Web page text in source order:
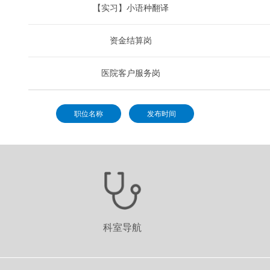
【实习】小语种翻译
资金结算岗
医院客户服务岗
职位名称 发布时间
科室导航